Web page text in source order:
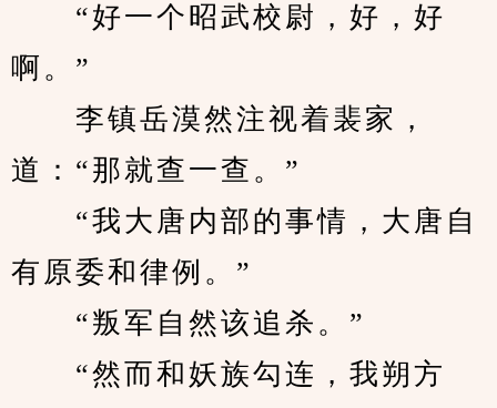
“好一个昭武校尉，好，好
啊。”
李镇岳漠然注视着裴家，
道：“那就查一查。”
“我大唐内部的事情，大唐自
有原委和律例。”
“叛军自然该追杀。”
“然而和妖族勾连，我朔方